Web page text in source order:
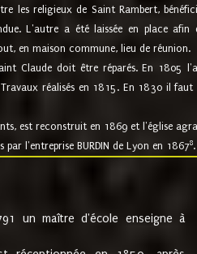
les religieux de Saint Rambert,
L'autre a été laissée en place
en maison commune, lieu de réunion.
Claude doit être réparés. En 1805
réalisés en 1815. En 1830 il
est reconstruit en 1869 et l'église
par l'entreprise BURDIN de Lyon en 18678.
un maître d'école enseigne à